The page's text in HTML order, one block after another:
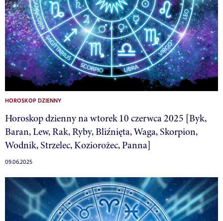
HOROSKOP DZIENNY
Horoskop dzienny na wtorek 10 czerwca 2025 [Byk,
Baran, Lew, Rak, Ryby, Bliźnięta, Waga, Skorpion,
Wodnik, Strzelec, Koziorożec, Panna]
09.06.2025